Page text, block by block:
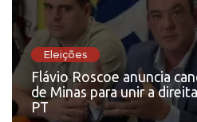
Eleições
Flávio Roscoe anuncia
de Minas para unir a
PT